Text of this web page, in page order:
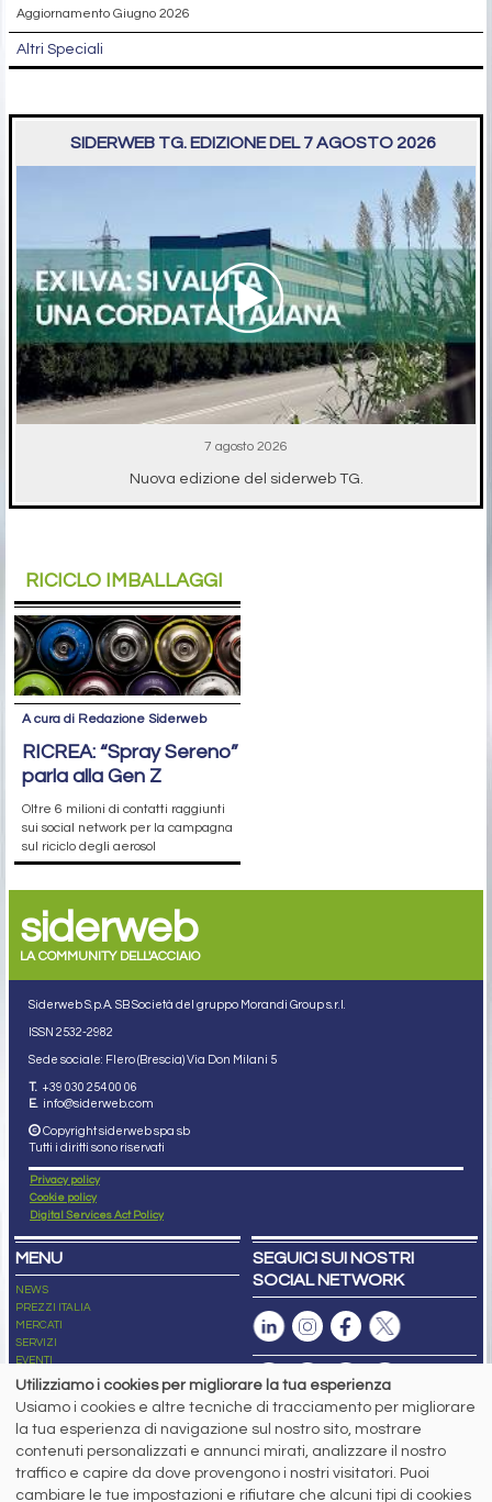
Aggiornamento Giugno 2026
Altri Speciali
SIDERWEB TG. EDIZIONE DEL 7 AGOSTO 2026
7 agosto 2026
Nuova edizione del siderweb TG.
RICICLO IMBALLAGGI
A cura di Redazione Siderweb
RICREA: “Spray Sereno”
parla alla Gen Z
Oltre 6 milioni di contatti raggiunti
sui social network per la campagna
sul riciclo degli aerosol
siderweb
LA COMMUNITY DELL'ACCIAIO
Siderweb S.p.A. SB Società del gruppo Morandi Group s.r.l.
ISSN 2532-2982
Sede sociale: Flero (Brescia) Via Don Milani 5
T. +39 030 254 00 06
E. info@siderweb.com
Copyright siderweb spa sb
Tutti i diritti sono riservati
Privacy policy
Cookie policy
Digital Services Act Policy
MENU
NEWS
PREZZI ITALIA
MERCATI
SERVIZI
EVENTI
ABBONAMENTI
NEWSLETTER
SEGUICI SUI NOSTRI
SOCIAL NETWORK
Capitale Sociale: 190.000€ interamente versato
Registro delle Imprese di Brescia
Codice Fiscale e Partita I.V.A.:IT03562320170
R.E.A. n. 419331
Utilizziamo i cookies per migliorare la tua esperienza
Usiamo i cookies e altre tecniche di tracciamento per migliorare
la tua esperienza di navigazione sul nostro sito, mostrare
contenuti personalizzati e annunci mirati, analizzare il nostro
traffico e capire da dove provengono i nostri visitatori. Puoi
cambiare le tue impostazioni e rifiutare che alcuni tipi di cookies